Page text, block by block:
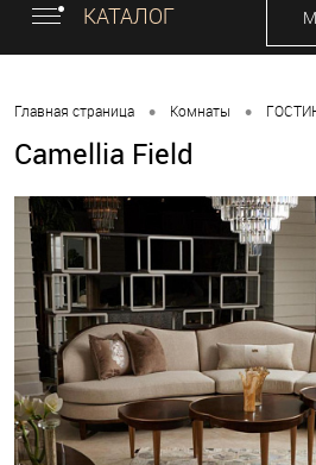
КАТАЛОГ
Главная страница • Комнаты •
Camellia Field